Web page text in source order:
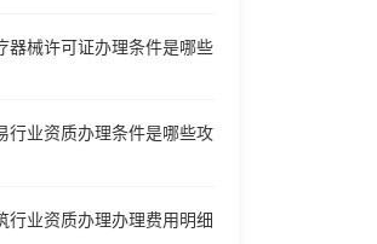
器械许可证办理条件是哪些
行业资质办理条件是哪些攻
行业资质办理办理费用明细